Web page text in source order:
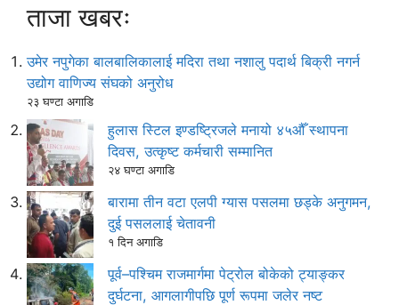
ताजा खबरः
उमेर नपुगेका बालबालिकालाई मदिरा तथा नशालु पदार्थ बिक्री नगर्न
उद्योग वाणिज्य संघको अनुरोध
२३ घण्टा अगाडि
हुलास स्टिल इण्डष्ट्रिजले मनायो ४५औँ स्थापना
दिवस, उत्कृष्ट कर्मचारी सम्मानित
२४ घण्टा अगाडि
बारामा तीन वटा एलपी ग्यास पसलमा छड्के अनुगमन,
दुई पसललाई चेतावनी
१ दिन अगाडि
पूर्व–पश्चिम राजमार्गमा पेट्रोल बोकेको ट्याङ्कर
दुर्घटना, आगलागीपछि पूर्ण रूपमा जलेर नष्ट